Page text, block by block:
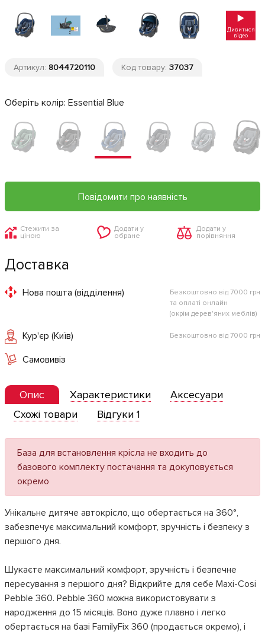
Дивитися
відео
Артикул: 8044720110 Код товару: 37037
Оберіть колір: Essential Blue
Повідомити про наявність
Стежити за
ціною
Додати у
обране
Додати у
порівняння
Доставка
Нова пошта (відділення)
Безкоштовно від 7000 грн
та оплаті онлайн
(окрім дерев'яних меблів)
Кур'єр (Київ) Безкоштовно від 7000 грн
Самовивіз
Опис Характеристики
Аксесуари
Схожі товари
Відгуки 1
База для встановлення крісла не входить до
базового комплекту постачання та докуповується
окремо
Унікальне дитяче автокрісло, що обертається на 360°,
забезпечує максимальний комфорт, зручність і безпеку з
першого дня.
Шукаєте максимальний комфорт, зручність і безпечне
пересування з першого дня? Відкрийте для себе Maxi-Cosi
Pebble 360. Pebble 360 ​​можна використовувати з
народження до 15 місяців. Воно дуже плавно і легко
обертається на базі FamilyFix 360 (продається окремо), і